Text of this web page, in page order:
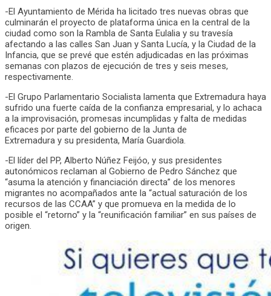
-El Ayuntamiento de Mérida ha licitado tres nuevas obras que
culminarán el proyecto de plataforma única en la central de la
ciudad como son la Rambla de Santa Eulalia y su travesía
afectando a las calles San Juan y Santa Lucía, y la Ciudad de la
Infancia, que se prevé que estén adjudicadas en las próximas
semanas con plazos de ejecución de tres y seis meses,
respectivamente.
-El Grupo Parlamentario Socialista lamenta que Extremadura haya
sufrido una fuerte caída de la confianza empresarial, y lo achaca
a la improvisación, promesas incumplidas y falta de medidas
eficaces por parte del gobierno de la Junta de
Extremadura y su presidenta, María Guardiola.
-El líder del PP, Alberto Núñez Feijóo, y sus presidentes
autonómicos reclaman al Gobierno de Pedro Sánchez que
“asuma la atención y financiación directa” de los menores
migrantes no acompañados ante la “actual saturación de los
recursos de las CCAA” y que promueva en la medida de lo
posible el “retorno” y la “reunificación familiar” en sus países de
origen.